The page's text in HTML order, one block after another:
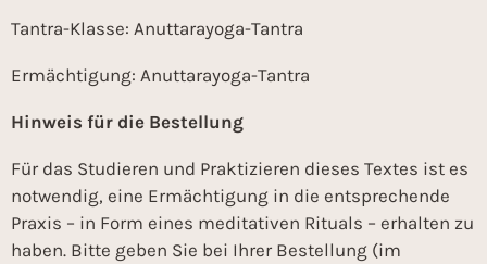
Tantra-Klasse: Anuttarayoga-Tantra
Ermächtigung: Anuttarayoga-Tantra
Hinweis für die Bestellung
Für das Studieren und Praktizieren dieses Textes ist es
notwendig, eine Ermächtigung in die entsprechende
Praxis – in Form eines meditativen Rituals – erhalten zu
haben. Bitte geben Sie bei Ihrer Bestellung (im